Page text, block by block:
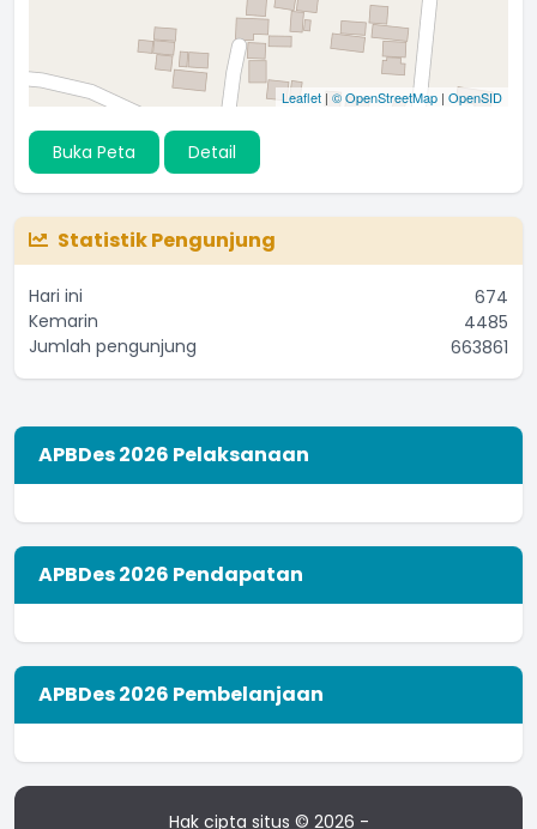
Leaflet | © OpenStreetMap | OpenSID
Buka Peta Detail
Statistik Pengunjung
Hari ini
674
Kemarin
4485
Jumlah pengunjung
663861
APBDes 2026 Pelaksanaan
APBDes 2026 Pendapatan
APBDes 2026 Pembelanjaan
Hak cipta situs © 2026 -